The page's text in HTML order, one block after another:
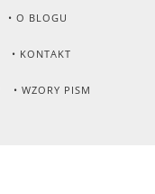
• O BLOGU
• KONTAKT
• WZORY PISM